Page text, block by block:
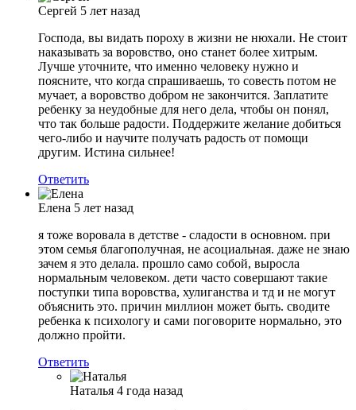
Сергей 5 лет назад
Господа, вы видать пороху в жизни не нюхали. Не стоит
наказывать за воровство, оно станет более хитрым.
Лучше уточните, что именно человеку нужно и
поясните, что когда спрашиваешь, то совесть потом не
мучает, а воровство добром не закончится. Заплатите
ребенку за неудобные для него дела, чтобы он понял,
что так больше радости. Поддержите желание добиться
чего-либо и научите получать радость от помощи
другим. Истина сильнее!
Ответить
Елена 5 лет назад
я тоже воровала в детстве - сладости в основном. при
этом семья благополучная, не асоциальная. даже не знаю
зачем я это делала. прошло само собой, выросла
нормальным человеком. дети часто совершают такие
поступки типа воровства, хулиганства и тд и не могут
объяснить это. причин миллион может быть. сводите
ребенка к психологу и сами поговорите нормально, это
должно пройти.
Ответить
Наталья 4 года назад